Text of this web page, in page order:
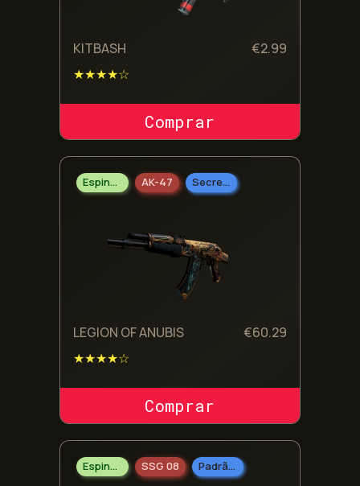
KITBASH €2.99
★★★★☆
COMPRAR SKIN
Espingarda AK-47 Secreto
LEGION OF ANUBIS €60.29
★★★★☆
COMPRAR SKIN
Espingarda SSG 08 Padrão Militar